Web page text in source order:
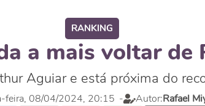
RANKING
a mais voltar de
Aguiar e está próxima do
feira, 08/04/2024, 20:15 - Autor:Rafael